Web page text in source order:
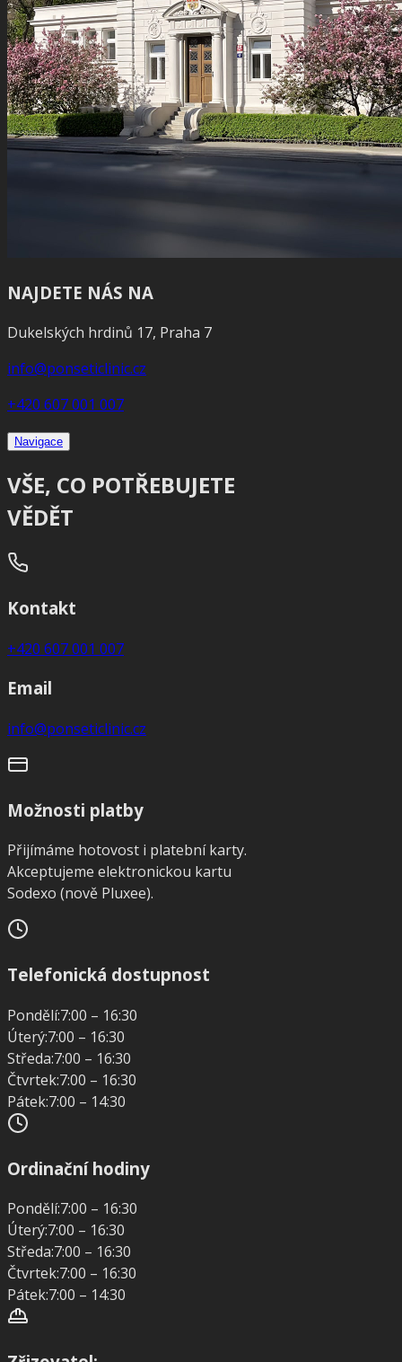
NAJDETE NÁS NA
Dukelských hrdinů 17, Praha 7
info@ponseticlinic.cz
+420 607 001 007
Navigace
VŠE, CO POTŘEBUJETE
VĚDĚT
Kontakt
+420 607 001 007
Email
info@ponseticlinic.cz
Možnosti platby
Přijímáme hotovost i platební karty.
Akceptujeme elektronickou kartu
Sodexo (nově Pluxee).
Telefonická dostupnost
Pondělí:7:00 – 16:30
Úterý:7:00 – 16:30
Středa:7:00 – 16:30
Čtvrtek:7:00 – 16:30
Pátek:7:00 – 14:30
Ordinační hodiny
Pondělí:7:00 – 16:30
Úterý:7:00 – 16:30
Středa:7:00 – 16:30
Čtvrtek:7:00 – 16:30
Pátek:7:00 – 14:30